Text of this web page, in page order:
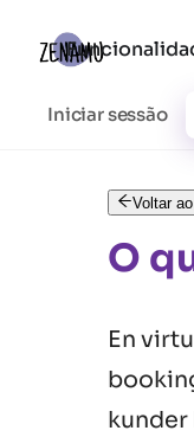
Iniciar sessão
Voltar
O
En
kunder